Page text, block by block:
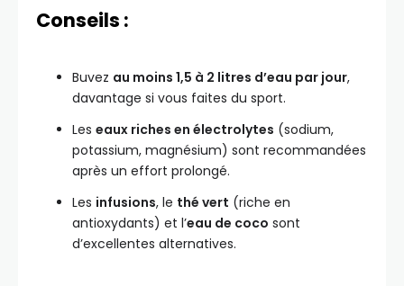
Conseils :
Buvez au moins 1,5 à 2 litres d’eau par jour,
davantage si vous faites du sport.
Les eaux riches en électrolytes (sodium,
potassium, magnésium) sont recommandées
après un effort prolongé.
Les infusions, le thé vert (riche en
antioxydants) et l’eau de coco sont
d’excellentes alternatives.